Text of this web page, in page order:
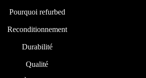
Pourquoi refurbed
Reconditionnement
Durabilité
Qualité